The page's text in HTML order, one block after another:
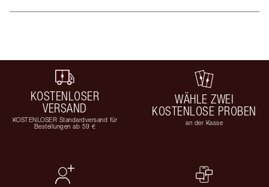
KOSTENLOSER
VERSAND
KOSTENLOSER Standardversand für
Bestellungen ab 59 €
WÄHLE ZWEI
KOSTENLOSE PROBEN
an der Kasse